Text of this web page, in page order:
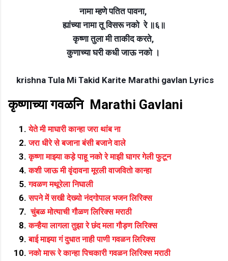
नामा म्हणे पतित पावना,
ह्यांच्या नामा तू विसरू नको रे ॥६॥
कृष्णा तुला मी ताकीद करते,
कुणाच्या घरी कधी जाऊ नको ।
krishna Tula Mi Takid Karite Marathi gavlan Lyrics
कृष्णाच्या गवळनि Marathi Gavlani
येते मी माघारी कान्हा जरा थांब ना
जरा धीरे से बजाना बंसी बजाने वाले
कृष्णा माझ्या कड़े पाहू नको रे माझी घागर गेली फुटून
कशी जाऊ मी वृंदावना मूरली वाजवितो कान्हा
गवळण मथूरेला निघाली
सपने में सखी देख्यो नंदगोपाल भजन लिरिक्स
चुंबळ मोत्याची गौळण लिरिक्स मराठी
कन्हैया लागला तुझा रे छंद मला गौड़ण लिरिक्स
बाई माझ्या गं दुधात नाही पाणी गवळन लिरिक्स
नको मारू रे कान्हा पिचकारी गवळन लिरिक्स मराठी